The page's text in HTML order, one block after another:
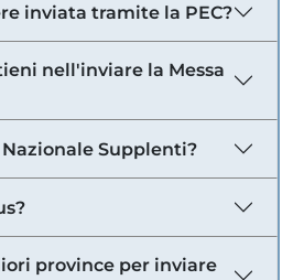
inviata tramite la PEC?
nell'inviare la Messa
Supplenti?
province per inviare